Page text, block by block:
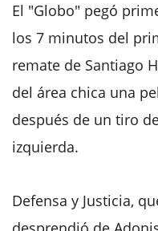
El "Globo" pegó
los 7 minutos del
remate de Santiago
del área chica una
después de un tiro
izquierda.
Defensa y Justicia,